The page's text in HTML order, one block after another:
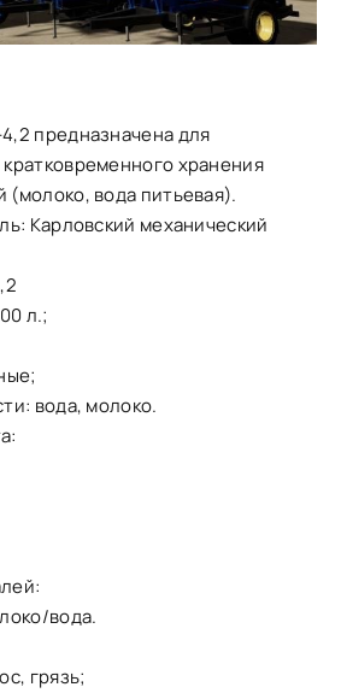
предназначена для
хранения
вода питьевая).
Карловский механический
л.;
вода, молоко.
вода.
грязь;